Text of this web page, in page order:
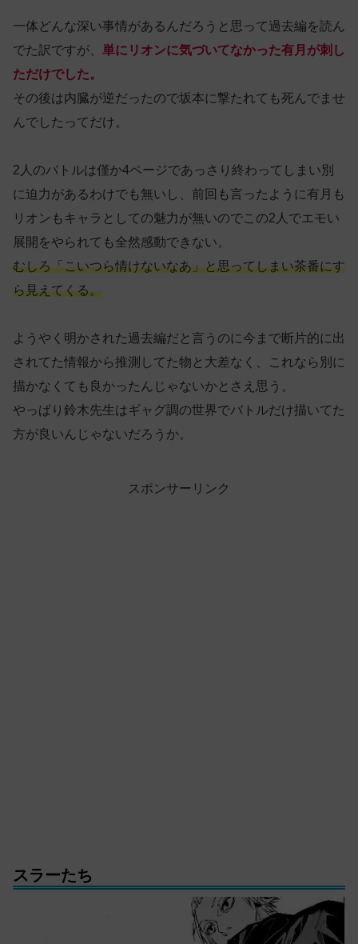
一体どんな深い事情があるんだろうと思って過去編を読ん
でた訳ですが、 単にリオンに気づいてなかった有月が刺し
ただけでした。
その後は内臓が逆だったので坂本に撃たれても死んでませ
んでしたってだけ。
2人のバトルは僅か4ページであっさり終わってしまい別
に迫力があるわけでも無いし、前回も言ったように有月も
リオンもキャラとしての魅力が無いのでこの2人でエモい
展開をやられても全然感動できない。
むしろ「こいつら情けないなあ」と思ってしまい茶番にす
ら見えてくる。
ようやく明かされた過去編だと言うのに今まで断片的に出
されてた情報から推測してた物と大差なく、これなら別に
描かなくても良かったんじゃないかとさえ思う。
やっぱり鈴木先生はギャグ調の世界でバトルだけ描いてた
方が良いんじゃないだろうか。
スポンサーリンク
スラーたち